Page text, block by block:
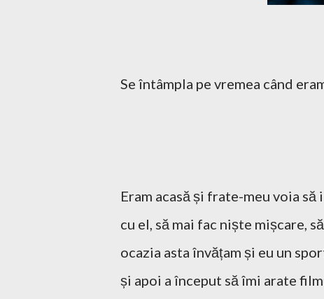
Se întâmpla pe vremea când
Eram acasă și frate-meu voia să
cu el, să mai fac niște mișcare,
ocazia asta învățam și eu un
și apoi a început să îmi arate